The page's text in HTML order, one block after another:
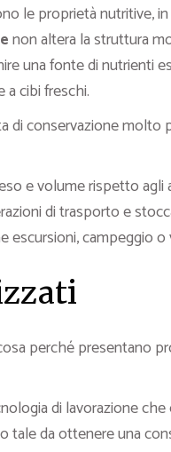
le proprietà nutritive,
non altera la struttura
una fonte di nutrienti
a cibi freschi.
di conservazione molto
e volume rispetto agli
di trasporto e
escursioni, campeggio o
perché presentano
di lavorazione
tale da ottenere una